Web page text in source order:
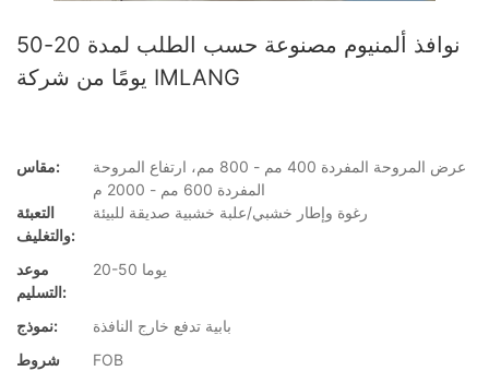
نوافذ ألمنيوم مصنوعة حسب الطلب لمدة 20-50
يومًا من شركة IMLANG
مقاس:
عرض المروحة المفردة 400 مم - 800 مم، ارتفاع المروحة
المفردة 600 مم - 2000 م
التعبئة
والتغليف:
رغوة وإطار خشبي/علبة خشبية صديقة للبيئة
موعد
التسليم:
20-50 يوما
نموذج:
بابية تدفع خارج النافذة
شروط
FOB